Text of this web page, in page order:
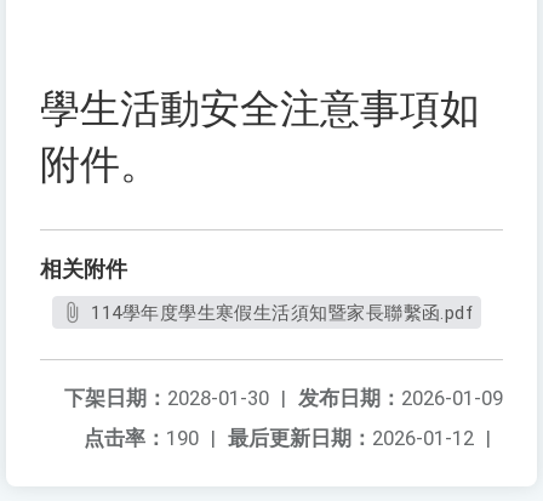
學生活動安全注意事項如
附件。
相关附件
114學年度學生寒假生活須知暨家長聯繫函.pdf
发布日期： 2026-01-09
下架日期： 2028-01-30 |
最后更新日期： 2026-01-12 |
点击率： 190 |